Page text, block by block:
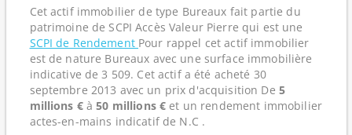
Cet actif immobilier de type Bureaux fait partie du
patrimoine de SCPI Accès Valeur Pierre qui est une
SCPI de Rendement Pour rappel cet actif immobilier
est de nature Bureaux avec une surface immobilière
indicative de 3 509. Cet actif a été acheté 30
septembre 2013 avec un prix d'acquisition De 5
millions €à50 millions € et un rendement immobilier
actes-en-mains indicatif de N.C .